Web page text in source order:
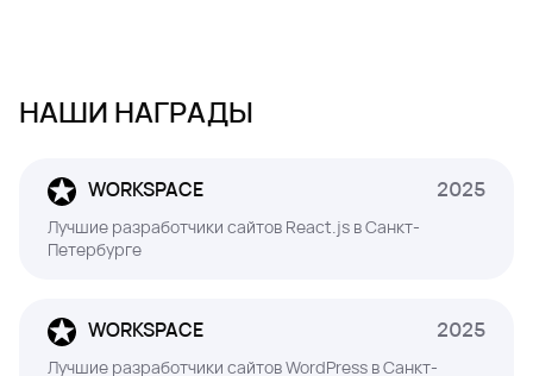
НАШИ НАГРАДЫ
WORKSPACE 2025
Лучшие разработчики сайтов React.js в Санкт-
Петербурге
WORKSPACE 2025
Лучшие разработчики сайтов WordPress в Санкт-